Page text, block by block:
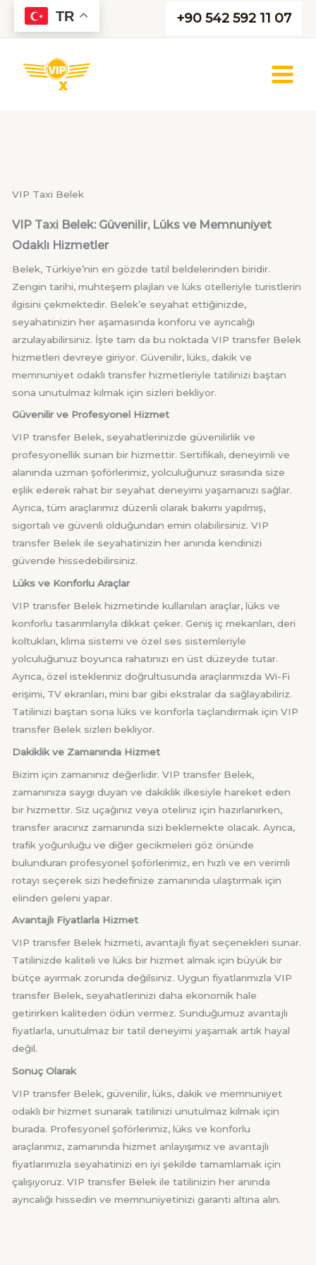
İçeriğe
TR +90 542 592 11 07
VIP Taxi Belek
VIP Taxi Belek: Güvenilir, Lüks ve Memnuniyet
Odaklı Hizmetler
Belek, Türkiye’nin en gözde tatil beldelerinden biridir.
Zengin tarihi, muhteşem plajları ve lüks otelleriyle turistlerin
ilgisini çekmektedir. Belek’e seyahat ettiğinizde,
seyahatinizin her aşamasında konforu ve ayrıcalığı
arzulayabilirsiniz. İşte tam da bu noktada VIP transfer Belek
hizmetleri devreye giriyor. Güvenilir, lüks, dakik ve
memnuniyet odaklı transfer hizmetleriyle tatilinizi baştan
sona unutulmaz kılmak için sizleri bekliyor.
Güvenilir ve Profesyonel Hizmet
VIP transfer Belek, seyahatlerinizde güvenilirlik ve
profesyonellik sunan bir hizmettir. Sertifikalı, deneyimli ve
alanında uzman şoförlerimiz, yolculuğunuz sırasında size
eşlik ederek rahat bir seyahat deneyimi yaşamanızı sağlar.
Ayrıca, tüm araçlarımız düzenli olarak bakımı yapılmış,
sigortalı ve güvenli olduğundan emin olabilirsiniz. VIP
transfer Belek ile seyahatinizin her anında kendinizi
güvende hissedebilirsiniz.
Lüks ve Konforlu Araçlar
VIP transfer Belek hizmetinde kullanılan araçlar, lüks ve
konforlu tasarımlarıyla dikkat çeker. Geniş iç mekanları, deri
koltukları, klima sistemi ve özel ses sistemleriyle
yolculuğunuz boyunca rahatınızı en üst düzeyde tutar.
Ayrıca, özel istekleriniz doğrultusunda araçlarımızda Wi-Fi
erişimi, TV ekranları, mini bar gibi ekstralar da sağlayabiliriz.
Tatilinizi baştan sona lüks ve konforla taçlandırmak için VIP
transfer Belek sizleri bekliyor.
Dakiklik ve Zamanında Hizmet
Bizim için zamanınız değerlidir. VIP transfer Belek,
zamanınıza saygı duyan ve dakiklik ilkesiyle hareket eden
bir hizmettir. Siz uçağınız veya oteliniz için hazırlanırken,
transfer aracınız zamanında sizi beklemekte olacak. Ayrıca,
trafik yoğunluğu ve diğer gecikmeleri göz önünde
bulunduran profesyonel şoförlerimiz, en hızlı ve en verimli
rotayı seçerek sizi hedefinize zamanında ulaştırmak için
elinden geleni yapar.
Avantajlı Fiyatlarla Hizmet
VIP transfer Belek hizmeti, avantajlı fiyat seçenekleri sunar.
Tatilinizde kaliteli ve lüks bir hizmet almak için büyük bir
bütçe ayırmak zorunda değilsiniz. Uygun fiyatlarımızla VIP
transfer Belek, seyahatlerinizi daha ekonomik hale
getirirken kaliteden ödün vermez. Sunduğumuz avantajlı
fiyatlarla, unutulmaz bir tatil deneyimi yaşamak artık hayal
değil.
Sonuç Olarak
VIP transfer Belek, güvenilir, lüks, dakik ve memnuniyet
odaklı bir hizmet sunarak tatilinizi unutulmaz kılmak için
burada. Profesyonel şoförlerimiz, lüks ve konforlu
araçlarımız, zamanında hizmet anlayışımız ve avantajlı
fiyatlarımızla seyahatinizi en iyi şekilde tamamlamak için
çalışıyoruz. VIP transfer Belek ile tatilinizin her anında
ayrıcalığı hissedin ve memnuniyetinizi garanti altına alın.